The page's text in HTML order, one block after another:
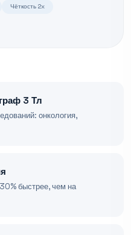
Чёткость 2x
3 Тл
онкология,
быстрее, чем на